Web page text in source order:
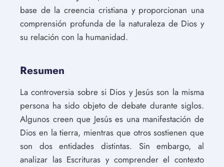
base de la creencia cristiana y proporcionan una
comprensión profunda de la naturaleza de Dios y
su relación con la humanidad.
Resumen
La controversia sobre si Dios y Jesús son la misma
persona ha sido objeto de debate durante siglos.
Algunos creen que Jesús es una manifestación de
Dios en la tierra, mientras que otros sostienen que
son dos entidades distintas. Sin embargo, al
analizar las Escrituras y comprender el contexto